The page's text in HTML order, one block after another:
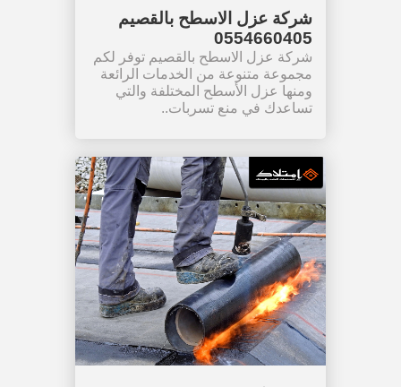
شركة عزل الاسطح بالقصيم
0554660405
شركة عزل الاسطح بالقصيم توفر لكم
مجموعة متنوعة من الخدمات الرائعة
ومنها عزل الأسطح المختلفة والتي
تساعدك في منع تسربات..